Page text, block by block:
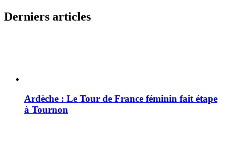
Derniers articles
Ardèche : Le Tour de France féminin fait étape
à Tournon